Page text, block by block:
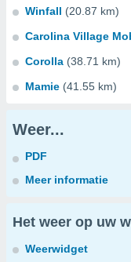
Winfall (20.87 km)
Carolina Village
Corolla (38.71 km)
Mamie (41.55 km)
Weer...
PDF
Meer informatie
Het weer op uw
Weerwidget